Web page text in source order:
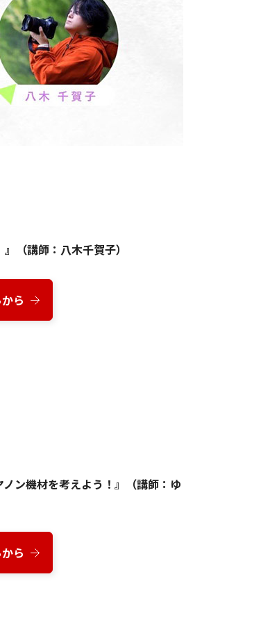
（講師：八木千賀子）
ら
ン機材を考えよう！』（講師：ゆ
ら